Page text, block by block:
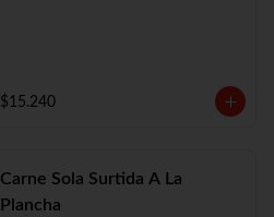
$15.240
Carne Sola Surtida A La
Plancha